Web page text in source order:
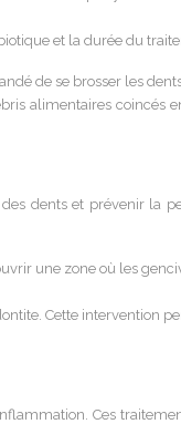
et la durée du
de se brosser les
alimentaires coincés
dents et prévenir la
une zone où les
Cette intervention
Ces